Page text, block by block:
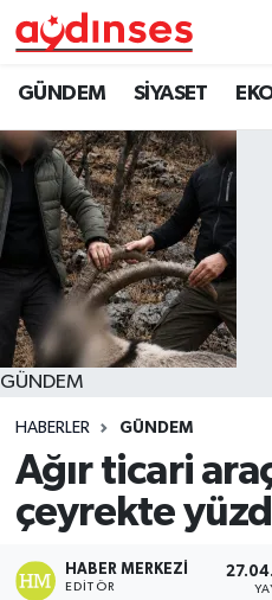
GÜNDEM SİYASET
GÜNDEM
HABERLER GÜNDEM
Ağır ticari
çeyrekte
HABER MERKEZI
EDITÖR
GÜNDEM
SİYASET
EKONOMİ
DÜNYA
SPOR
MAGAZİN
YAŞAM
Nöbetçi Eczaneler
Hava Durumu
Aydin Namaz Vakitleri
Trafik Durumu
Süper Lig Puan
Tüm Manşetler
Son Dakika Haberleri
Haber Arşivi